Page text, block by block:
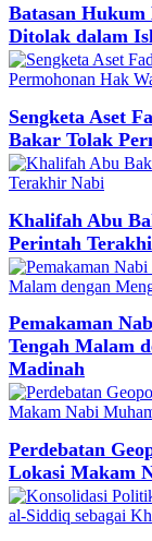
Batasan
Ditolak dalam
Sengketa Aset
Bakar Tolak
Khalifah Abu
Perintah
Pemakaman
Tengah Malam
Madinah
Perdebatan
Lokasi Makam